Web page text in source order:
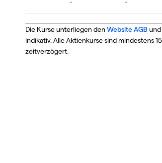
Die Kurse unterliegen den Website AGB
indikativ. Alle Aktienkurse sind mindestens
zeitverzögert.